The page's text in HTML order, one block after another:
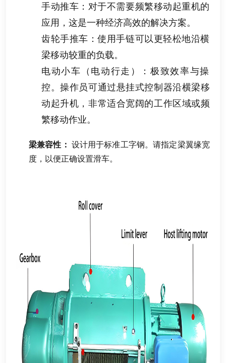
手动推车 ： 对于不需要频繁移动起重机的
应用 ， 这是一种经济高效的解决方案。
齿轮手推车 ：使用手链可以更轻松地沿横
梁移动较重的负载。
电动小车（电动行走）
：极致效率与操
控。操作员可通过悬挂式控制器沿横梁移
动起升机 ， 非常适合宽阔的工作区域或频
繁移动作业。
梁兼容性 ： 设计用于标准工字钢。请指定梁翼缘宽
度 ， 以便正确设置滑车。